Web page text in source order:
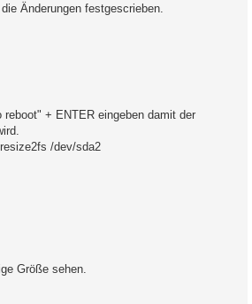
Änderungen festgescrieben.
+ ENTER eingeben damit der
/dev/sda2
Größe sehen.